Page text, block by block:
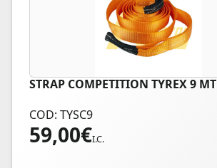
STRAP COMPETITION TYREX 9 MT
COD: TYSC9
59,00€I.C.